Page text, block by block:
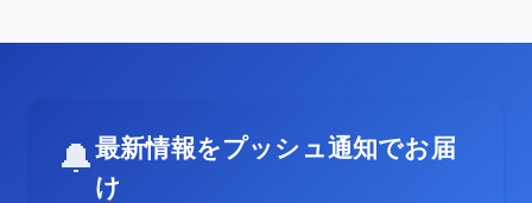
🔔最新情報をプッシュ通知でお届
け